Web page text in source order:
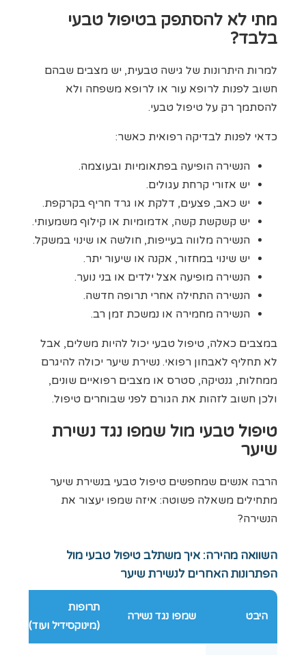
מתי לא להסתפק בטיפול טבעי
בלבד?
למרות היתרונות של גישה טבעית, יש מצבים שבהם
חשוב לפנות לרופא עור או לרופא משפחה ולא
להסתמך רק על טיפול טבעי.
כדאי לפנות לבדיקה רפואית כאשר:
הנשירה הופיעה בפתאומיות ובעוצמה.
יש אזורי קרחת עגולים.
יש כאב, פצעים, דלקת או גרד חריף בקרקפת.
יש קשקשת קשה, אדמומיות או קילוף משמעותי.
הנשירה מלווה בעייפות, חולשה או שינוי במשקל.
יש שינוי במחזור, אקנה או שיעור יתר.
הנשירה מופיעה אצל ילדים או בני נוער.
הנשירה התחילה אחרי תרופה חדשה.
הנשירה מחמירה או נמשכת זמן רב.
במצבים כאלה, טיפול טבעי יכול להיות משלים, אבל
לא תחליף לאבחון רפואי. נשירת שיער יכולה להיגרם
ממחלות, גנטיקה, סטרס או מצבים רפואיים שונים,
ולכן חשוב לזהות את הגורם לפני שבוחרים טיפול.
טיפול טבעי מול שמפו נגד נשירת
שיער
הרבה אנשים שמחפשים טיפול טבעי בנשירת שיער
מתחילים משאלה פשוטה: איזה שמפו יעצור את
הנשירה?
השוואה מהירה: איך משתלב טיפול טבעי מול
הפתרונות האחרים לנשירת שיער
היבט שמפו נגד נשירה
תרופות
(מינוקסידיל ועוד)